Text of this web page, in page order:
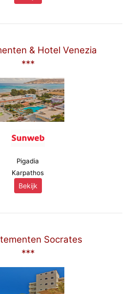
& Hotel Venezia
***
Pigadia
Karpathos
Bekijk
Socrates
***